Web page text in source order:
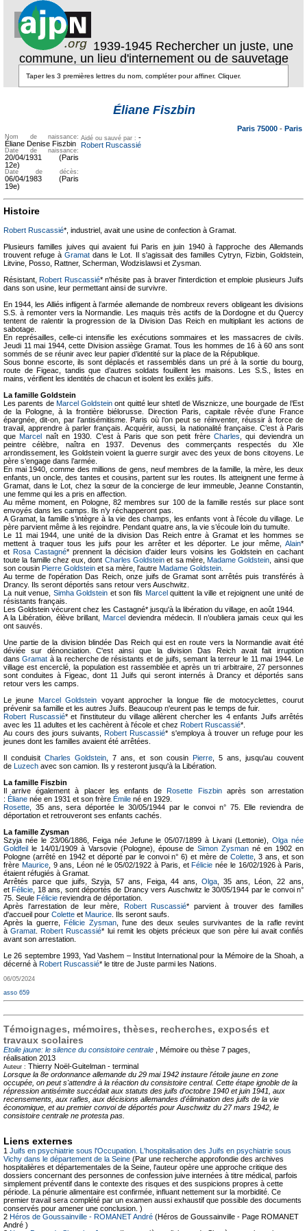
1939-1945 Rechercher un juste, une
commune, un lieu d'internement ou de sauvetage
Éliane Fiszbin
Paris 75000 - Paris
Nom de naissance:
Éliane Denise Fiszbin
Date de naissance:
20/04/1931 (Paris
12e)
Date de décès:
06/04/1983 (Paris
19e)
Aidé ou sauvé par : -
Robert Ruscassié
Histoire
Robert Ruscassié*, industriel, avait une usine de confection à Gramat.
Plusieurs familles juives qui avaient fui Paris en juin 1940 à l'approche des Allemands
trouvent refuge àGramat dans le Lot. Il s'agissait des familles Cytryn, Fizbin, Goldstein,
Litvine, Posso, Rattner, Scherman, Wodzislawsi et Zysman.
Résistant,Robert Ruscassié* n'hésite pas à braver l'interdiction et emploie plusieurs Juifs
dans son usine, leur permettant ainsi de survivre.
En 1944, les Alliés infligent à l’armée allemande de nombreux revers obligeant les divisions
S.S. à remonter vers la Normandie. Les maquis très actifs de la Dordogne et du Quercy
tentent de ralentir la progression de la Division Das Reich en multipliant les actions de
sabotage.
En représailles, celle-ci intensifie les exécutions sommaires et les massacres de civils.
Jeudi 11 mai 1944, cette Division assiège Gramat. Tous les hommes de 16 à 60 ans sont
sommés de se réunir avec leur papier d’identité sur la place de la République.
Sous bonne escorte, ils sont déplacés et rassemblés dans un pré à la sortie du bourg,
route de Figeac, tandis que d’autres soldats fouillent les maisons. Les S.S., listes en
mains, vérifient les identités de chacun et isolent les exilés juifs.
La famille Goldstein
Les parents de Marcel Goldstein ont quitté leur shtetl de Wisznicze, une bourgade de l’Est
de la Pologne, à la frontière biélorusse. Direction Paris, capitale rêvée d’une France
épargnée, dit-on, par l’antisémitisme. Paris où l’on peut se réinventer, réussir à force de
travail, apprendre à parler français. Acquérir, aussi, la nationalité française. C’est à Paris
queMarcel naît en 1930. C’est à Paris que son petit frèreCharles , qui deviendra un
peintre célèbre, naîtra en 1937. Devenus des commerçants respectés du XIe
arrondissement, les Goldstein voient la guerre surgir avec des yeux de bons citoyens. Le
père s’engage dans l’armée.
En mai 1940, comme des millions de gens, neuf membres de la famille, la mère, les deux
enfants, un oncle, des tantes et cousins, partent sur les routes. Ils atteignent une ferme à
Gramat, dans le Lot, chez la sœur de la concierge de leur immeuble, Jeanne Constantin,
une femme qui les a pris en affection.
Au même moment, en Pologne, 82 membres sur 100 de la famille restés sur place sont
envoyés dans les camps. Ils n’y réchapperont pas.
A Gramat, la famille s’intègre à la vie des champs, les enfants vont à l’école du village. Le
père parvient même à les rejoindre. Pendant quatre ans, la vie s’écoule loin du tumulte.
Le 11 mai 1944, une unité de la division Das Reich entre à Gramat et les hommes se
mettent à traquer tous les juifs pour les arrêter et les déporter. Le jour même, Alain*
et Rosa Castagné* prennent la décision d'aider leurs voisins les Goldstein en cachant
toute la famille chez eux, dont Charles Goldstein et sa mère,Madame Goldstein , ainsi que
son cousin Pierre Goldstein et sa mère, l'autre Madame Goldstein
Au terme de l'opération Das Reich, onze juifs de Gramat sont arrêtés puis transférés à
Drancy. Ils seront déportés sans retour vers Auschwitz.
La nuit venue, Simha Goldstein et son fils Marcelquittent la ville et rejoignent une unité de
résistants français.
Les Goldstein vécurent chez les Castagné* jusqu'à la libération du village, en août 1944.
A la Libération, élève brillant,Marcel deviendra médecin. Il n’oubliera jamais ceux qui les
ont sauvés.
Une partie de la division blindée Das Reich qui est en route vers la Normandie avait été
déviée sur dénonciation. C'est ainsi que la division Das Reich avait fait irruption
dansGramat à la recherche de résistants et de juifs, semant la terreur le 11 mai 1944. Le
village est encerclé, la population est rassemblée et après un tri arbitraire, 27 personnes
sont conduites à Figeac, dont 11 Juifs qui seront internés à Drancy et déportés sans
retour vers les camps.
Le jeune Marcel Goldstein voyant approcher la longue file de motocyclettes, courut
prévenir sa famille et les autres Juifs. Beaucoup n'eurent pas le temps de fuir.
Robert Ruscassié* et l'instituteur du village allèrent chercher les 4 enfants Juifs arrêtés
avec les 11 adultes et les cachèrent à l'école et chez Robert Ruscassié*.
Au cours des jours suivants,Robert Ruscassié* s'employa à trouver un refuge pour les
jeunes dont les familles avaient été arrêtées.
Il conduisitCharles Goldstein , 7 ans, et son cousin Pierre, 5 ans, jusqu'au couvent
de Luzech avec son camion. Ils y resteront jusqu'à la Libération.
La famille Fiszbin
Il arrive également à placer les enfants deRosette Fiszbinaprès son arrestation
: Éliane née en 1931 et son frère Émile né en 1929.
Rosette , 35 ans, sera déportée le 30/05/1944 par le convoi n° 75. Elle reviendra de
déportation et retrouveront ses enfants cachés.
La famille Zysman
Szyja née le 23/06/1886, Feiga née Jefune le 05/07/1899 à Livani (Lettonie),Olga née
Goldfeil le 14/01/1909 à Varsovie (Pologne), épouse deSimon Zysman né en 1902 en
Pologne (arrêté en 1942 et déporté par le convoi n° 6) et mère deColette , 3 ans, et son
frère Maurice, 9 ans, Léon né le 05/02/1922 à Paris, etFélicie née le 16/02/1926 à Paris,
étaient réfugiés à Gramat.
Arrêtés parce que juifs, Szyja, 57 ans, Feiga, 44 ans,Olga , 35 ans, Léon, 22 ans,
etFélicie , 18 ans, sont déportés de Drancy vers Auschwitz le 30/05/1944 par le convoi n°
75. Seule Félicie reviendra de déportation.
Après l'arrestation de leur mère, Robert Ruscassié* parvient à trouver des familles
d'accueil pour Colette et Maurice . Ils seront saufs.
Après la guerre,Félicie Zysman, l'une des deux seules survivantes de la rafle revint
àGramat .Robert Ruscassié* lui remit les objets précieux que son père lui avait confiés
avant son arrestation.
Le 26 septembre 1993, Yad Vashem – Institut International pour la Mémoire de la Shoah, a
décerné à Robert Ruscassié* le titre de Juste parmi les Nations.
06/05/2024
asso 659
Témoignages, mémoires, thèses, recherches, exposés et
travaux scolaires
Etoile jaune: le silence du consistoire centrale , Mémoire ou thèse 7 pages,
réalisation 2013
Auteur : Thierry Noël-Guitelman - terminal
Lorsque la 8e ordonnance allemande du 29 mai 1942 instaure l'étoile jaune en zone
occupée, on peut s'attendre à la réaction du consistoire central. Cette étape ignoble de la
répression antisémite succédait aux statuts des juifs d'octobre 1940 et juin 1941, aux
recensements, aux rafles, aux décisions allemandes d'élimination des juifs de la vie
économique, et au premier convoi de déportés pour Auschwitz du 27 mars 1942, le
consistoire centrale ne protesta pas.
Liens externes
1 Juifs en psychiatrie sous l'Occupation. L'hospitalisation des Juifs en psychiatrie sous
Vichy dans le département de la Seine (Par une recherche approfondie des archives
hospitalières et départementales de la Seine, l'auteur opère une approche critique des
dossiers concernant des personnes de confession juive internées à titre médical, parfois
simplement préventif dans le contexte des risques et des suspicions propres à cette
période. La pénurie alimentaire est confirmée, influant nettement sur la morbidité. Ce
premier travail sera complété par un examen aussi exhaustif que possible des documents
conservés pour amener une conclusion. )
2 Héros de Goussainville - ROMANET André (Héros de Goussainville - Page ROMANET
André )